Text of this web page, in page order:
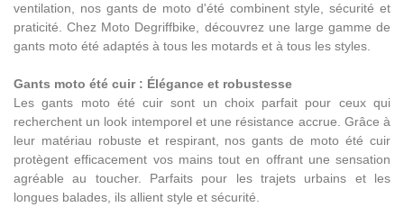
ventilation, nos gants de moto d'été combinent style, sécurité et
praticité. Chez Moto Degriffbike, découvrez une large gamme de
gants moto été adaptés à tous les motards et à tous les styles.
Gants moto été cuir : Élégance et robustesse
Les gants moto été cuir sont un choix parfait pour ceux qui
recherchent un look intemporel et une résistance accrue. Grâce à
leur matériau robuste et respirant, nos gants de moto été cuir
protègent efficacement vos mains tout en offrant une sensation
agréable au toucher. Parfaits pour les trajets urbains et les
longues balades, ils allient style et sécurité.